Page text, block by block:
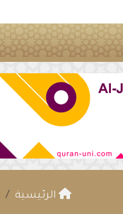
الرئيسية